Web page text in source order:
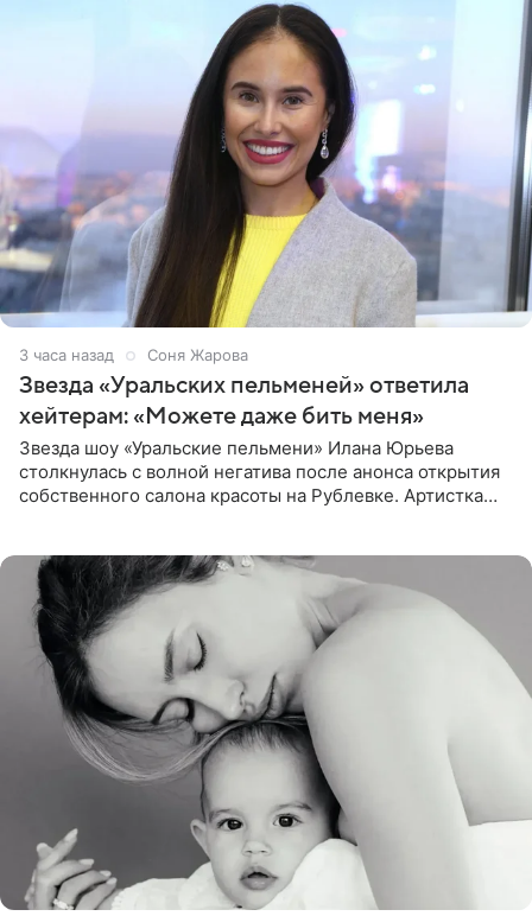
3 часа назад Соня Жарова
Звезда «Уральских пельменей» ответила
хейтерам: «Можете даже бить меня»
Звезда шоу «Уральские пельмени» Илана Юрьева
столкнулась с волной негатива после анонса открытия
собственного салона красоты на Рублевке. Артистка